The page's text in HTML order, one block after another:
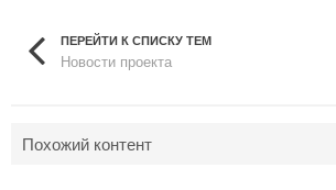
ПЕРЕЙТИ К СПИСКУ ТЕМ
Новости проекта
Похожий контент